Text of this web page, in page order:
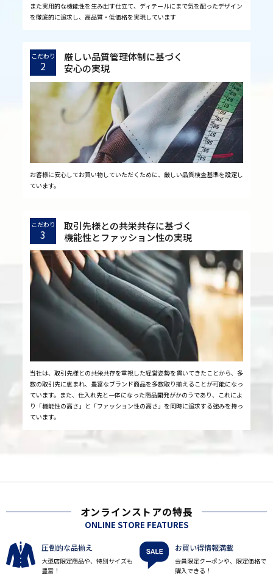
また実用的な機能性を生み出す仕立て、ディテールにまで気を配ったデザイン
を徹底的に追求し、高品質・低価格を実現しています
こだわり
2
厳しい品質管理体制に基づく
安心の実現
お客様に安心してお買い物していただくために、厳しい品質検査基準を設定し
ています。
こだわり
3
取引先様との共栄共存に基づく
機能性とファッション性の実現
当社は、取引先様との共栄共存を重視した経営姿勢を貫いてきたことから、多
数の取引先に恵まれ、豊富なブランド商品を多数取り揃えることが可能になっ
ています。また、仕入れ先と一体になった商品開発がかのうであり、これによ
り「機能性の高さ」と「ファッション性の高さ」を同時に追求する強みを持っ
ています。
オンラインストアの特長
ONLINE STORE FEATURES
圧倒的な品揃え
大型店限定商品や、特別サイズも
豊富！
お買い得情報満載
会員限定クーポンや、限定価格で
購入できる！